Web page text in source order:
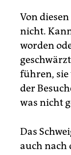
Von
nicht.
worden
führen, sie
der
was nicht
Das
auch nach